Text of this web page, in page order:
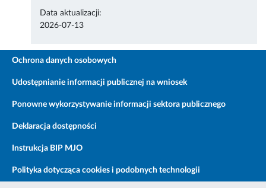
Data aktualizacji:
2026-07-13
Ochrona danych osobowych
Udostępnianie informacji publicznej na wniosek
Ponowne wykorzystywanie informacji sektora publicznego
Deklaracja dostępności
Instrukcja BIP MJO
Polityka dotycząca cookies i podobnych technologii